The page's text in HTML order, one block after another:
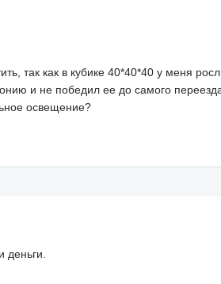
так как в кубике 40*40*40 у меня
и не победил ее до самого
освещение?
деньги.